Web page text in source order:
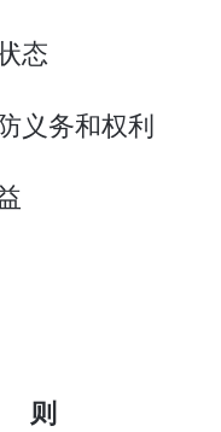
态
义务和权利
则